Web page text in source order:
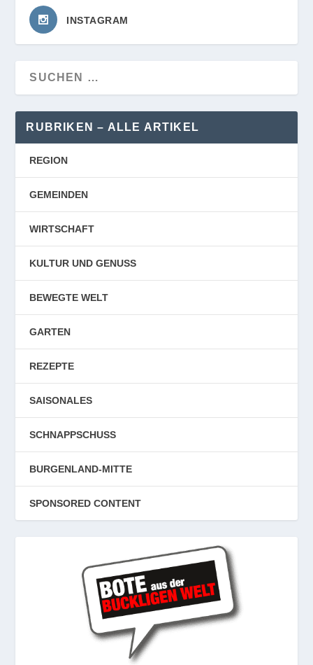
INSTAGRAM
RUBRIKEN – ALLE ARTIKEL
REGION
GEMEINDEN
WIRTSCHAFT
KULTUR UND GENUSS
BEWEGTE WELT
GARTEN
REZEPTE
SAISONALES
SCHNAPPSCHUSS
BURGENLAND-MITTE
SPONSORED CONTENT